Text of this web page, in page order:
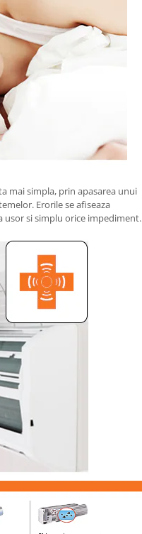
mai simpla, prin apasarea unui
Erorile se afiseaza
si simplu orice impediment.